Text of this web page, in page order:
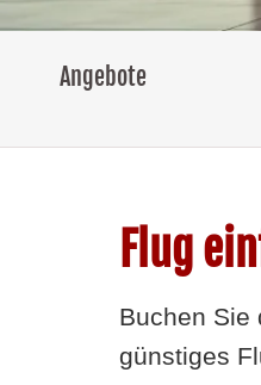
Angebote
Flug
Buchen Sie
günstiges